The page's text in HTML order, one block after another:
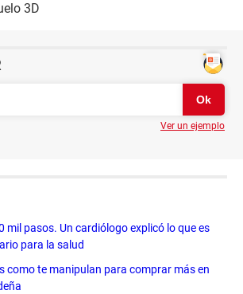
3D
Ver un ejemplo
mil pasos. Un cardiólogo explicó lo que es
para la salud
como te manipulan para comprar más en